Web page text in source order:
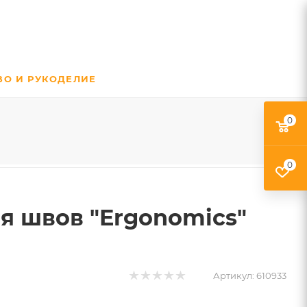
И РУКОДЕЛИЕ
швов "Ergonomics"
Артикул: 610933
0
0